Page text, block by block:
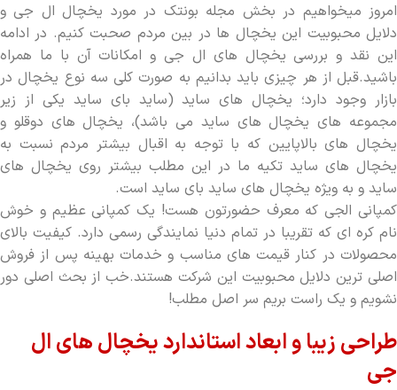
امروز میخواهیم در بخش مجله بونتک در مورد یخچال ال جی و
دلایل محبوبیت این یخچال ها در بین مردم صحبت کنیم. در ادامه
این نقد و بررسی یخچال های ال جی و امکانات آن با ما همراه
باشید.قبل از هر چیزی باید بدانیم به صورت کلی سه نوع یخچال در
بازار وجود دارد؛ یخچال های ساید (ساید بای ساید یکی از زیر
مجموعه های یخچال های ساید می باشد)، یخچال های دوقلو و
یخچال های بالاپایین که با توجه به اقبال بیشتر مردم نسبت به
یخچال های ساید تکیه ما در این مطلب بیشتر روی یخچال های
ساید و به ویژه یخچال های ساید بای ساید است.
کمپانی الجی که معرف حضورتون هست! یک کمپانی عظیم و خوش
نام کره ای که تقریبا در تمام دنیا نمایندگی رسمی دارد. کیفیت بالای
محصولات در کنار قیمت های مناسب و خدمات بهینه پس از فروش
اصلی ترین دلایل محبوبیت این شرکت هستند.خب از بحث اصلی دور
نشویم و یک راست بریم سر اصل مطلب!
طراحی زیبا و ابعاد استاندارد یخچال های ال
جی